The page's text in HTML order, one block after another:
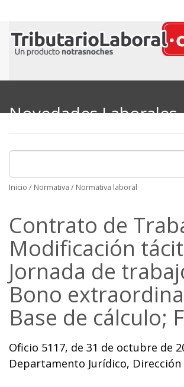
Novedades Laborales
Inicio / Normativa / Normativa laboral
Contrato de
Modificación
Jornada de
Bono
Base de cálculo;
Oficio 5117, de 31 de octubre de
Departamento Jurídico,